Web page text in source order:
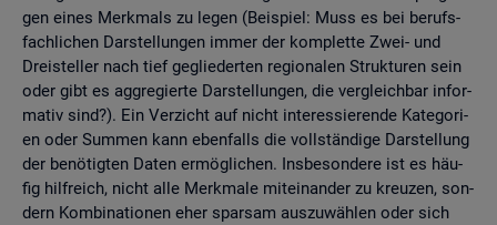
gen eines Merk­mals zu legen (Bei­spiel: Muss es bei be­rufs­
fach­li­chen Dar­stel­lun­gen immer der kom­plet­te Zwei- und
Drei­stel­ler nach tief ge­glie­der­ten re­gio­na­len Struk­tu­ren sein
oder gibt es agg­re­gier­te Dar­stel­lun­gen, die ver­gleich­bar in­for­
ma­tiv sind?). Ein Ver­zicht auf nicht in­ter­es­sie­ren­de Ka­te­go­ri­
en oder Sum­men kann eben­falls die voll­stän­di­ge Dar­stel­lung
der be­nö­tig­ten Daten er­mög­li­chen. Ins­be­son­de­re ist es häu­
fig hilf­reich, nicht alle Merk­ma­le mit­ein­an­der zu kreu­zen, son­
dern Kom­bi­na­tio­nen eher spar­sam aus­zu­wäh­len oder sich